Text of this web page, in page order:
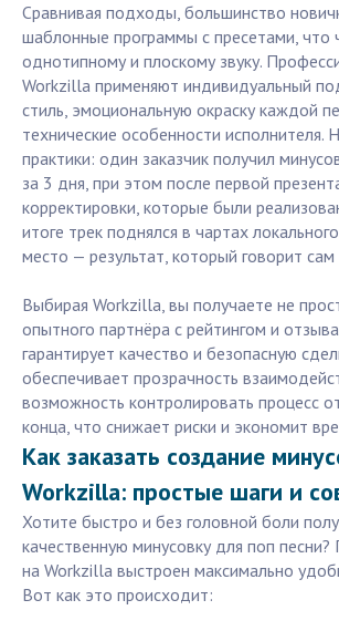
Сравнивая подходы, большинство
шаблонные программы с пресетами, что
однотипному и плоскому звуку.
Workzilla применяют индивидуальный
стиль, эмоциональную окраску каждой
технические особенности исполнителя.
практики: один заказчик получил
за 3 дня, при этом после первой
корректировки, которые были
итоге трек поднялся в чартах
место — результат, который говорит сам
Выбирая Workzilla, вы получаете не
опытного партнёра с рейтингом и
гарантирует качество и безопасную
обеспечивает прозрачность
возможность контролировать процесс
конца, что снижает риски и экономит
Как заказать создание
Workzilla: простые шаги и
Хотите быстро и без головной боли
качественную минусовку для поп песни?
на Workzilla выстроен максимально
Вот как это происходит: